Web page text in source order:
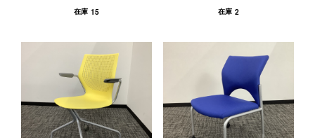
在庫 15 在庫 2